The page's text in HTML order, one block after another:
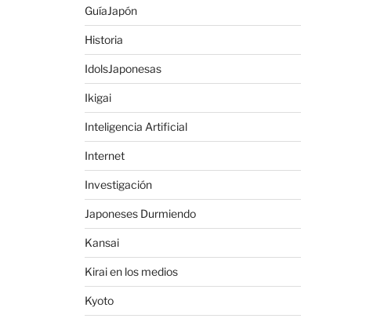
GuíaJapón
Historia
IdolsJaponesas
Ikigai
Inteligencia Artificial
Internet
Investigación
Japoneses Durmiendo
Kansai
Kirai en los medios
Kyoto